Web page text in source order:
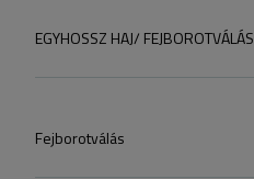
EGYHOSSZ HAJ/ FEJBOROTVÁLÁS
Fejborotválás